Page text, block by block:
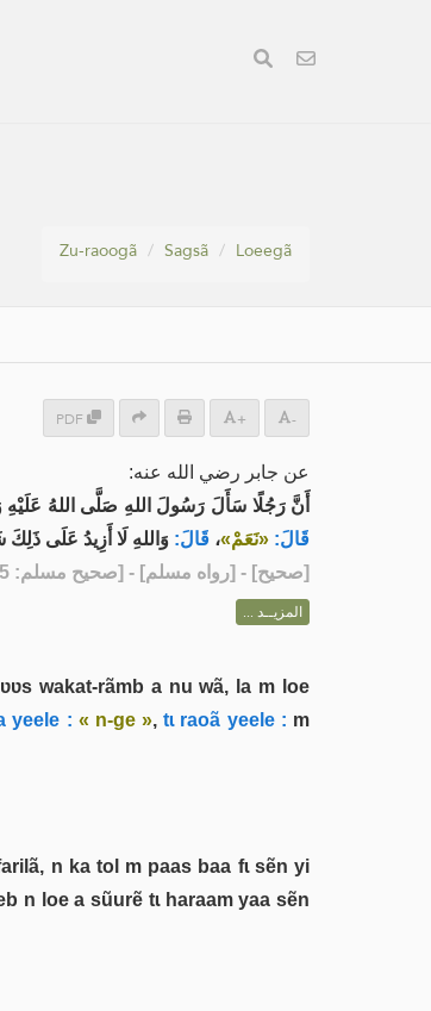
Zu-raoogã Sagsã Loeegã
PDF + -
عن جابر رضي الله عنه:
أَنَّ رَجُلًا سَأَلَ رَسُولَ اللهِ صَلَّى اللهُ عَلَيْهِ
قَالَ: «نَعَمْ»، قَالَ: وَاللهِ لَا أَزِيدُ عَلَى ذَلِكَ
[صحيح] - [رواه مسلم] - [صحيح مسلم: 15]
المزيــد ...
wakat-rãmb a nu wã, la m loe
yeele : « n-ge », tɩ raoã yeele : m
n ka tol m paas baa fɩ sẽn yi
n loe a sũurẽ tɩ haraam yaa sẽn